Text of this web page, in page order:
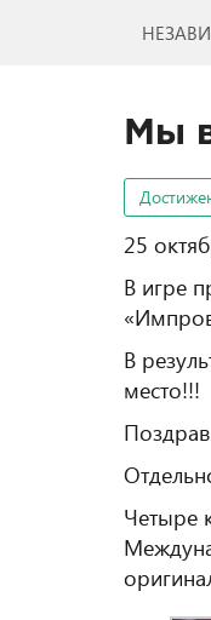
Мы
25
В игре
В
место!!!
Четыре